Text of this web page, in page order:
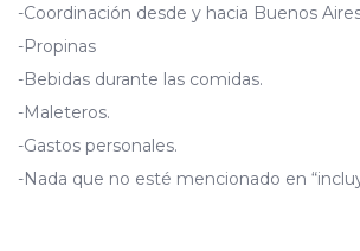
-Coordinación desde y hacia Buenos
-Propinas
-Bebidas durante las comidas.
-Maleteros.
-Gastos personales.
-Nada que no esté mencionado en